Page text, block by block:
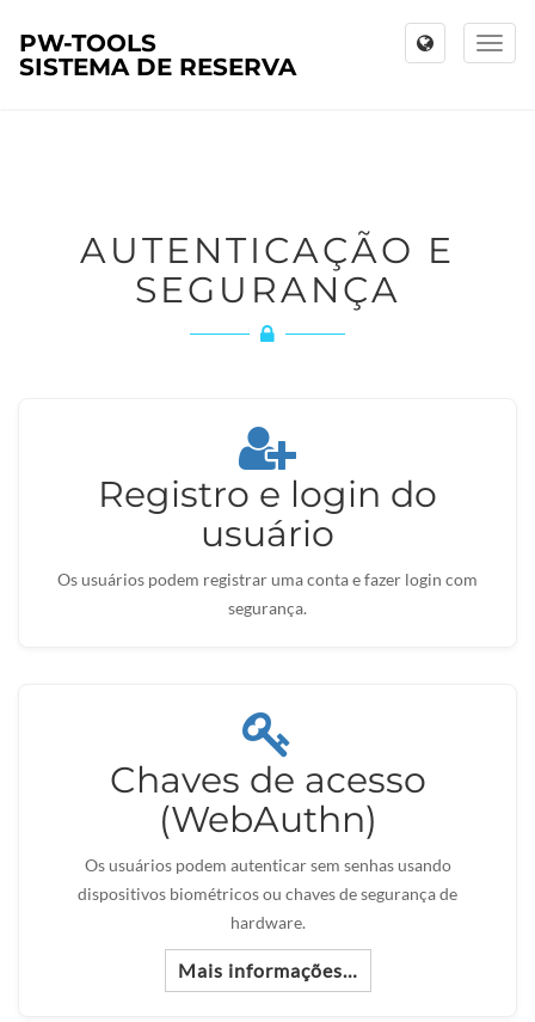
Toggle
PW-TOOLS
SISTEMA DE RESERVA
AUTENTICAÇÃO E
SEGURANÇA
Registro e login do
usuário
Os usuários podem registrar uma conta e fazer login com
segurança.
Chaves de acesso
(WebAuthn)
Os usuários podem autenticar sem senhas usando
dispositivos biométricos ou chaves de segurança de
hardware.
Mais informações…